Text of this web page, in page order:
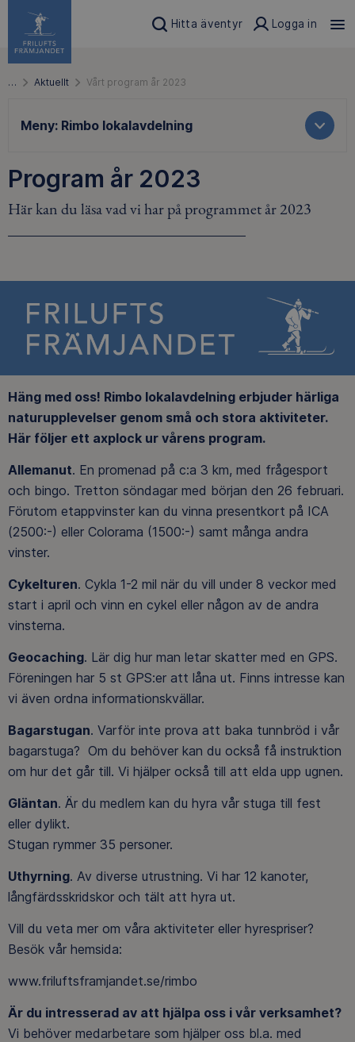
Hitta äventyr Logga in
… Aktuellt Vårt program år 2023
Meny: Rimbo lokalavdelning
Program år 2023
Här kan du läsa vad vi har på programmet år 2023
Häng med oss! Rimbo lokalavdelning erbjuder härliga
naturupplevelser genom små och stora aktiviteter.
Här följer ett axplock ur vårens program.
Allemanut. En promenad på c:a 3 km, med frågesport
och bingo. Tretton söndagar med början den 26 februari.
Förutom etappvinster kan du vinna presentkort på ICA
(2500:-) eller Colorama (1500:-) samt många andra
vinster.
Cykelturen. Cykla 1-2 mil när du vill under 8 veckor med
start i april och vinn en cykel eller någon av de andra
vinsterna.
Geocaching. Lär dig hur man letar skatter med en GPS.
Föreningen har 5 st GPS:er att låna ut. Finns intresse kan
vi även ordna informationskvällar.
Bagarstugan. Varför inte prova att baka tunnbröd i vår
bagarstuga? Om du behöver kan du också få instruktion
om hur det går till. Vi hjälper också till att elda upp ugnen.
Gläntan. Är du medlem kan du hyra vår stuga till fest
eller dylikt.
Stugan rymmer 35 personer.
Uthyrning. Av diverse utrustning. Vi har 12 kanoter,
långfärdsskridskor och tält att hyra ut.
Vill du veta mer om våra aktiviteter eller hyrespriser?
Besök vår hemsida:
www.friluftsframjandet.se/rimbo
Är du intresserad av att hjälpa oss i vår verksamhet?
Vi behöver medarbetare som hjälper oss bl.a. med